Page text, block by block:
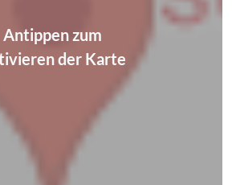
Antippen zum
der Karte